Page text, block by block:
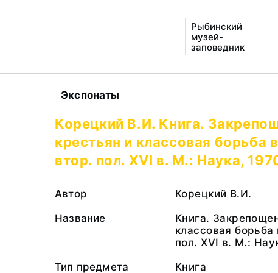
Рыбинский
музей-
заповедник
Экспонаты
Корецкий В.И. Книга.
крестьян и классовая борьба
втор. пол. XVI в. М.: Наука,
Автор
Корецкий В.И.
Название
Книга.
классовая
пол. XVI в. М.:
Тип предмета
Книга